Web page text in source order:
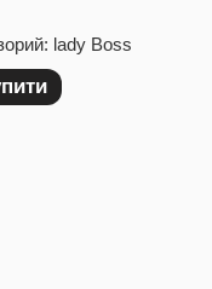
lady Boss